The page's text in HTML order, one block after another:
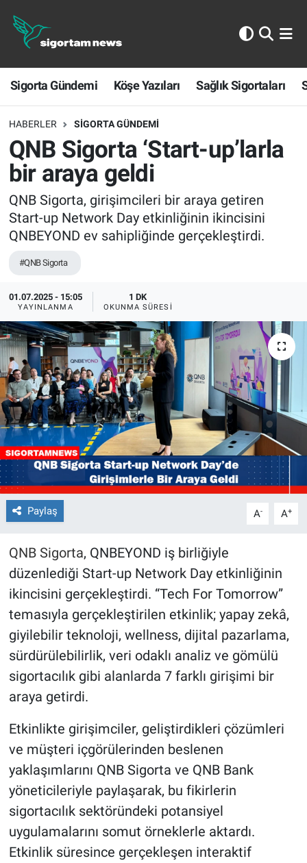
Sigorta Gündemi Köşe Yazıları Sağlık Sigortaları
HABERLER SIGORTA GÜNDEMI
QNB Sigorta ‘Start-up’larla
bir araya geldi
QNB Sigorta, girişimcileri bir araya getiren
Start-up Network Day etkinliğinin ikincisini
QNBEYOND ev sahipliğinde gerçekleştirdi.
#QNB Sigorta
01.07.2025 - 15:05
YAYINLANMA
1 DK
OKUNMA SÜRESI
Paylaş A- A+
QNB Sigorta, QNBEYOND iş birliğiyle
düzenlediği Start-up Network Day etkinliğinin
ikincisini gerçekleştirdi. “Tech For Tomorrow”
temasıyla gerçekleştirilen etkinlik; yapay zekâ,
giyilebilir teknoloji, wellness, dijital pazarlama,
sürdürülebilirlik, veri odaklı analiz ve gömülü
sigortacılık gibi alanlarda 7 farklı girişimi bir
araya getirdi.
Etkinlikte girişimciler, geliştirdikleri çözümleri
ve müşteri içgörülerinden beslenen
yaklaşımlarını QNB Sigorta ve QNB Bank
yöneticileriyle paylaşarak, bu fikirlerin
sigortacılık sektöründeki potansiyel
uygulamalarını somut örneklerle aktardı.
Etkinlik süresince gerçekleşen interaktif
Sigorta Gündemi
Köşe Yazıları
Sağlık Sigortaları
Sporun Sigortası
Ekonomi